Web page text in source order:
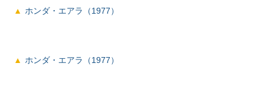
ホンダ・エアラ（1977）
ホンダ・エアラ（1977）